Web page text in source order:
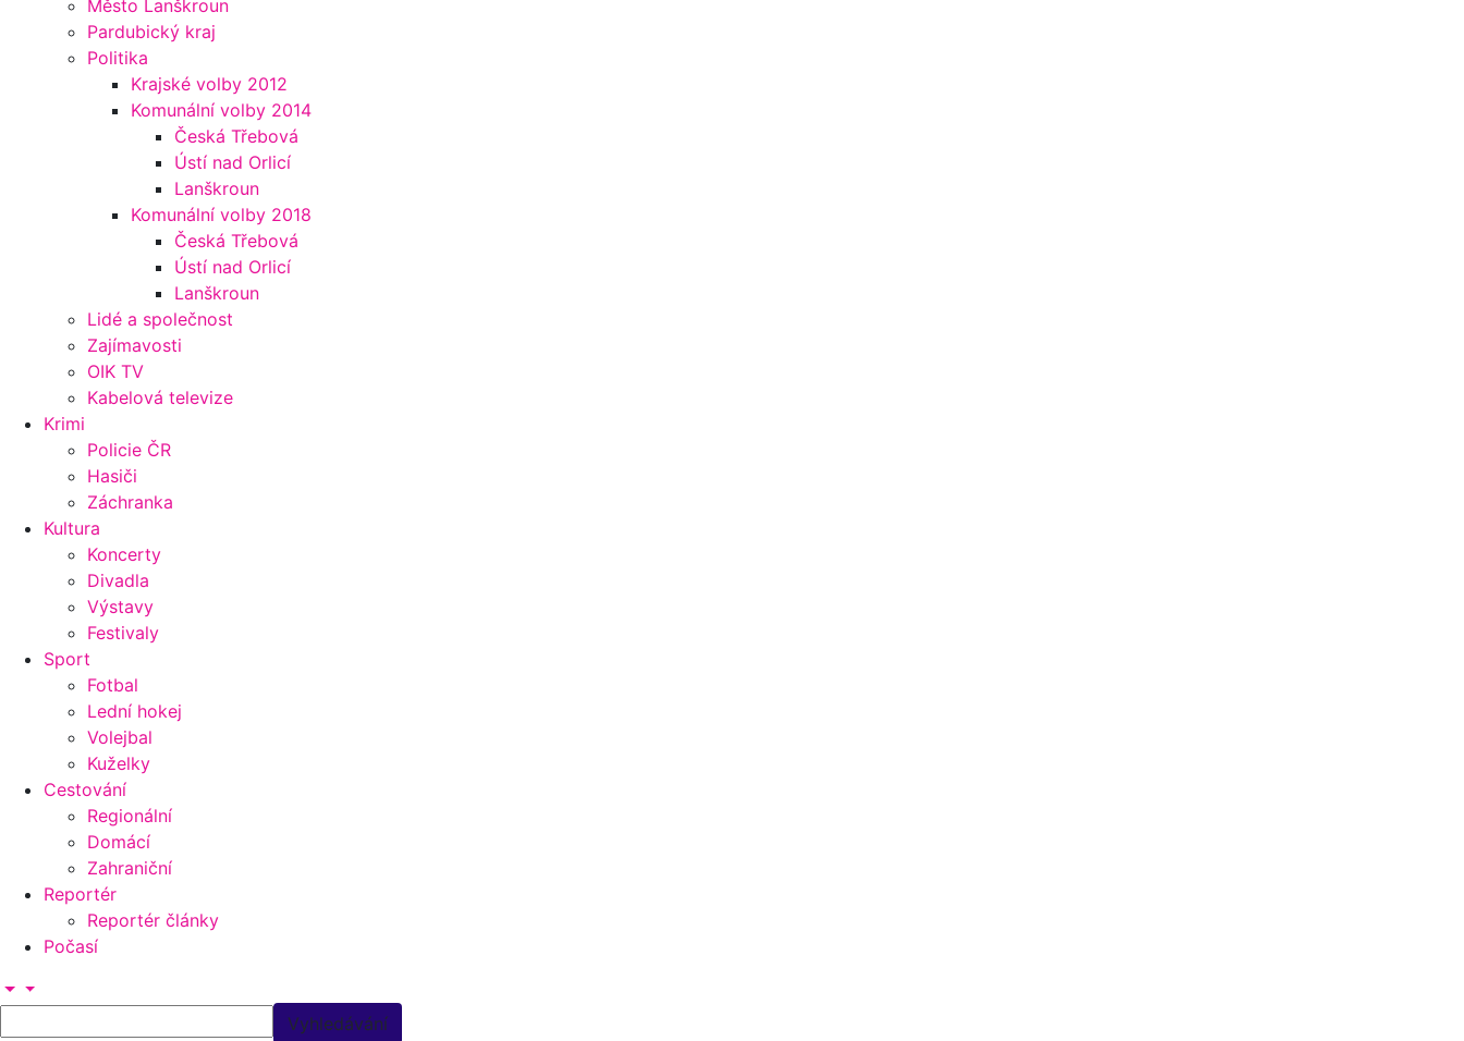
Město Lanškroun
Pardubický kraj
Politika
Krajské volby 2012
Komunální volby 2014
Česká Třebová
Ústí nad Orlicí
Lanškroun
Komunální volby 2018
Česká Třebová
Ústí nad Orlicí
Lanškroun
Lidé a společnost
Zajímavosti
OIK TV
Kabelová televize
Krimi
Policie ČR
Hasiči
Záchranka
Kultura
Koncerty
Divadla
Výstavy
Festivaly
Sport
Fotbal
Lední hokej
Volejbal
Kuželky
Cestování
Regionální
Domácí
Zahraniční
Reportér
Reportér články
Počasí